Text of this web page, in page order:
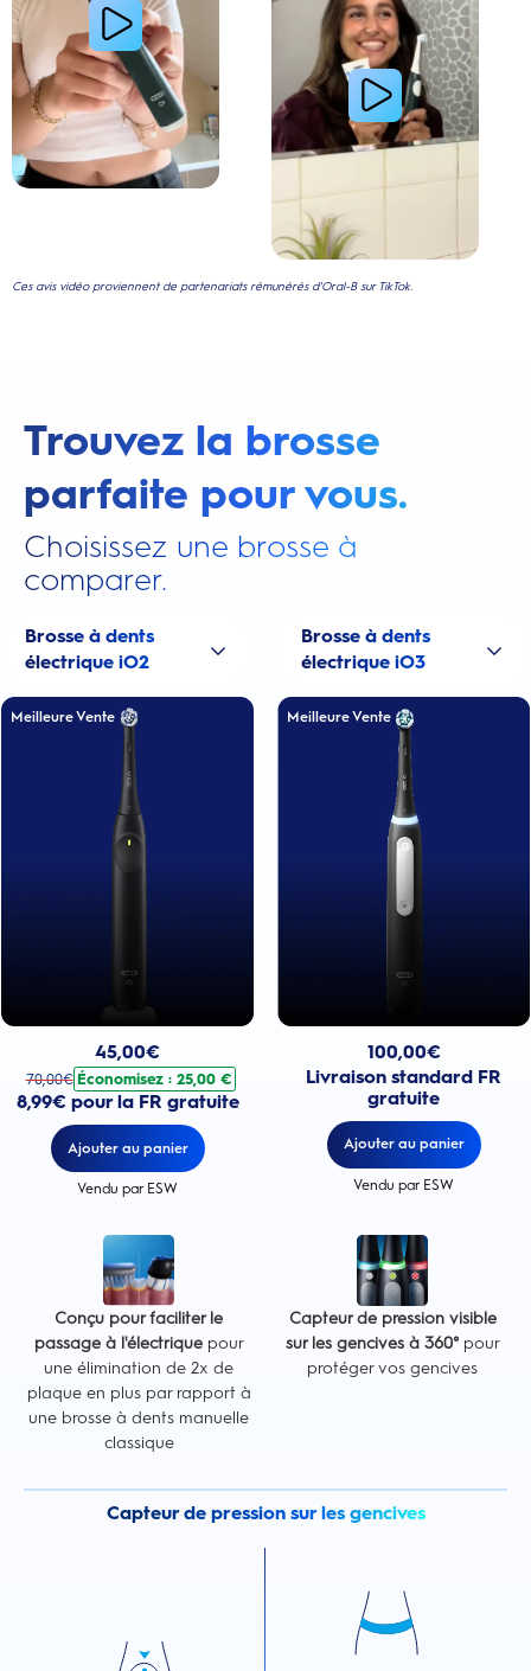
Ces avis vidéo proviennent de partenariats rémunérés d'Oral-B sur TikTok.
Trouvez la brosse
parfaite pour vous.
Choisissez une brosse à
comparer.
Brosse à dents
électrique iO2
Meilleure Vente
45,00€
70,00€ Économisez : 25,00 €
8,99€ pour la FR gratuite
Ajouter au panier
Vendu par ESW
Brosse à dents
électrique iO3
Meilleure Vente
100,00€
Livraison standard FR
gratuite
Ajouter au panier
Vendu par ESW
Conçu pour faciliter le
passage à l'électriquepour
une élimination de 2x de
plaque en plus par rapport à
une brosse à dents manuelle
classique
Capteur de pression visible
sur les gencives à 360°pour
protéger vos gencives
Capteur de pression sur les gencives